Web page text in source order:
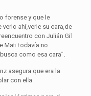
forense y que le
ahí,verle su cara,de
con Julián Gil
Mati todavía no
como esa cara”.
asegura que era la
con ella.